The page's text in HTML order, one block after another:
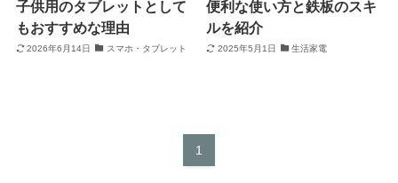
子供用のタブレットとして
もおすすめな理由
2026年6月14日 スマホ・タブレット
便利な使い方と鉄板のスキ
ルを紹介
2025年5月1日 生活家電
1